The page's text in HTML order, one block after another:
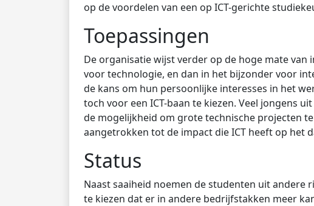
op de voordelen van een op ICT-gerichte
Toepassingen
De organisatie wijst verder op de hoge mate
voor technologie, en dan in het bijzonder voor
de kans om hun persoonlijke interesses in het
toch voor een ICT-baan te kiezen. Veel jongens
de mogelijkheid om grote technische projecten
aangetrokken tot de impact die ICT heeft op het
Status
Naast saaiheid noemen de studenten uit andere
te kiezen dat er in andere bedrijfstakken meer